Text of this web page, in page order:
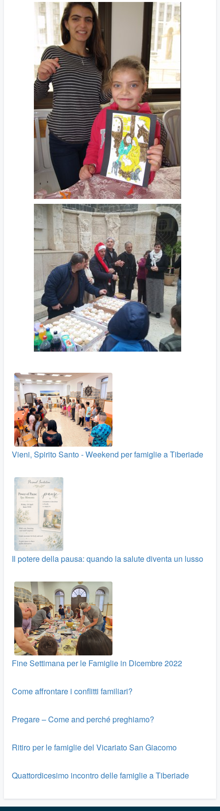
Vieni, Spirito Santo - Weekend per famiglie a Tiberiade
Il potere della pausa: quando la salute diventa un lusso
Fine Settimana per le Famiglie in Dicembre 2022
Come affrontare i conflitti familiari?
Pregare – Come and perché preghiamo?
Ritiro per le famiglie del Vicariato San Giacomo
Quattordicesimo incontro delle famiglie a Tiberiade